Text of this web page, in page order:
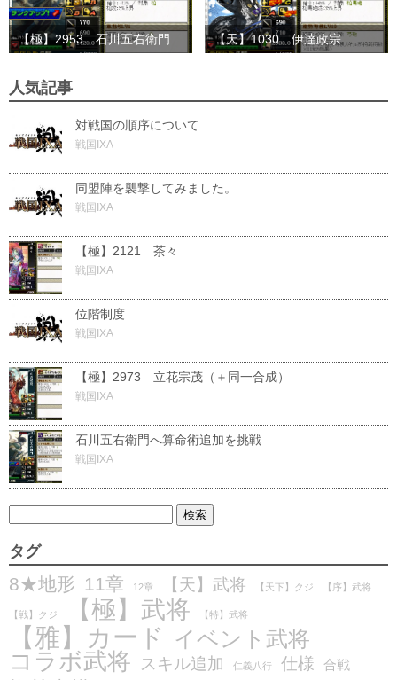
【極】2953 石川五右衛門 【天】1030 伊達政宗
人気記事
対戦国の順序について
戦国IXA
同盟陣を襲撃してみました。
戦国IXA
【極】2121 茶々
戦国IXA
位階制度
戦国IXA
【極】2973 立花宗茂（＋同一合成）
戦国IXA
石川五右衛門へ算命術追加を挑戦
戦国IXA
タグ
8★地形 11章 12章 【天】武将 【天下】クジ 【序】武将
【戦】クジ 【極】武将 【特】武将
【雅】カード イベント武将
コラボ武将 スキル追加 仁義八行 仕様 合戦